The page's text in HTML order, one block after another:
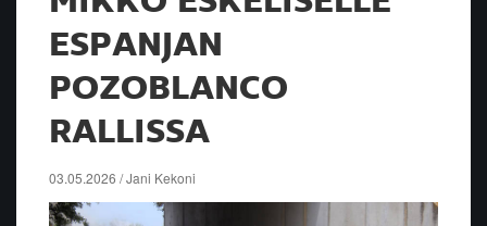
ESPANJAN
POZOBLANCO
RALLISSA
03.05.2026 / Jani Kekoni